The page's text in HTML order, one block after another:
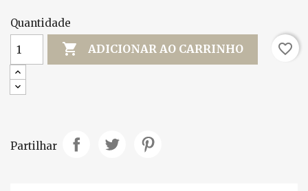
Quantidade
 ADICIONAR AO CARRINHO favorite_border
Partilhar